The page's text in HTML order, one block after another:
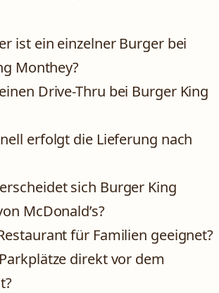
ist ein einzelner Burger bei
Monthey?
Drive-Thru bei Burger King
erfolgt die Lieferung nach
sich Burger King
McDonald’s?
für Familien geeignet?
direkt vor dem